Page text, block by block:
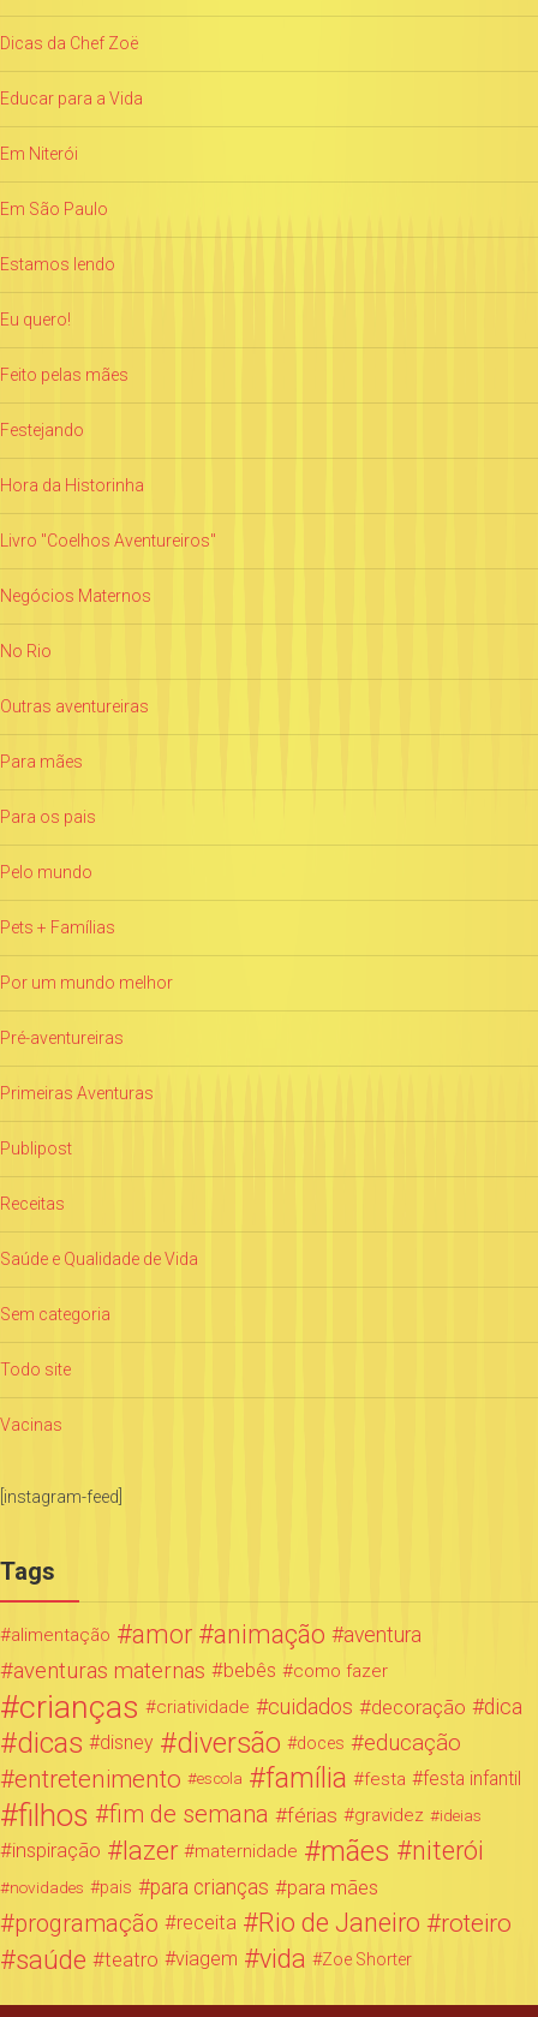
Dicas da Chef Zoë
Educar para a Vida
Em Niterói
Em São Paulo
Estamos lendo
Eu quero!
Feito pelas mães
Festejando
Hora da Historinha
Livro "Coelhos Aventureiros"
Negócios Maternos
No Rio
Outras aventureiras
Para mães
Para os pais
Pelo mundo
Pets + Famílias
Por um mundo melhor
Pré-aventureiras
Primeiras Aventuras
Publipost
Receitas
Saúde e Qualidade de Vida
Sem categoria
Todo site
Vacinas
[instagram-feed]
Tags
alimentação amor animação aventura
aventuras maternas bebês como fazer
crianças criatividade cuidados decoração dica
dicas disney diversão doces educação
entretenimento escola família festa festa infantil
filhos fim de semana férias gravidez ideias
inspiração lazer maternidade mães niterói
novidades pais para crianças para mães
programação receita Rio de Janeiro roteiro
saúde teatro viagem vida Zoe Shorter